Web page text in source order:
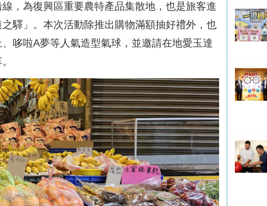
，為復興區重要農特產品集散地，也是旅客進
驛」。本次活動除推出購物滿額抽好禮外，也
哆啦A夢等人氣造型氣球，並邀請在地愛玉達